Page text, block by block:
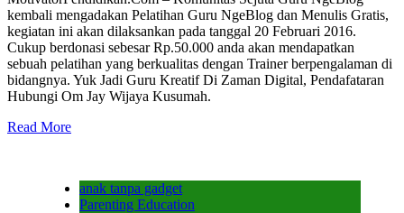
kembali mengadakan Pelatihan Guru NgeBlog dan Menulis Gratis,
kegiatan ini akan dilaksankan pada tanggal 20 Februari 2016.
Cukup berdonasi sebesar Rp.50.000 anda akan mendapatkan
sebuah pelatihan yang berkualitas dengan Trainer berpengalaman di
bidangnya. Yuk Jadi Guru Kreatif Di Zaman Digital, Pendafataran
Hubungi Om Jay Wijaya Kusumah.
Read More
anak tanpa gadget
Parenting Education